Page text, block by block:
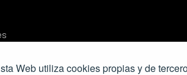
Web utiliza cookies propias y de